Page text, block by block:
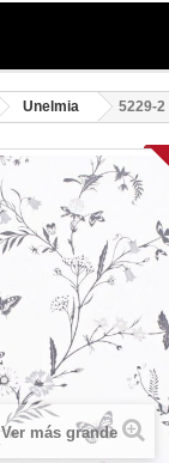
Unelmia 5229-2
Ver más grande